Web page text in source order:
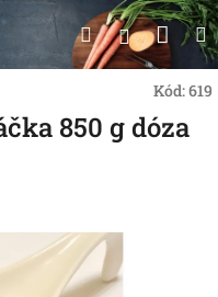
Hľadať
Kód:619
850 g dóza